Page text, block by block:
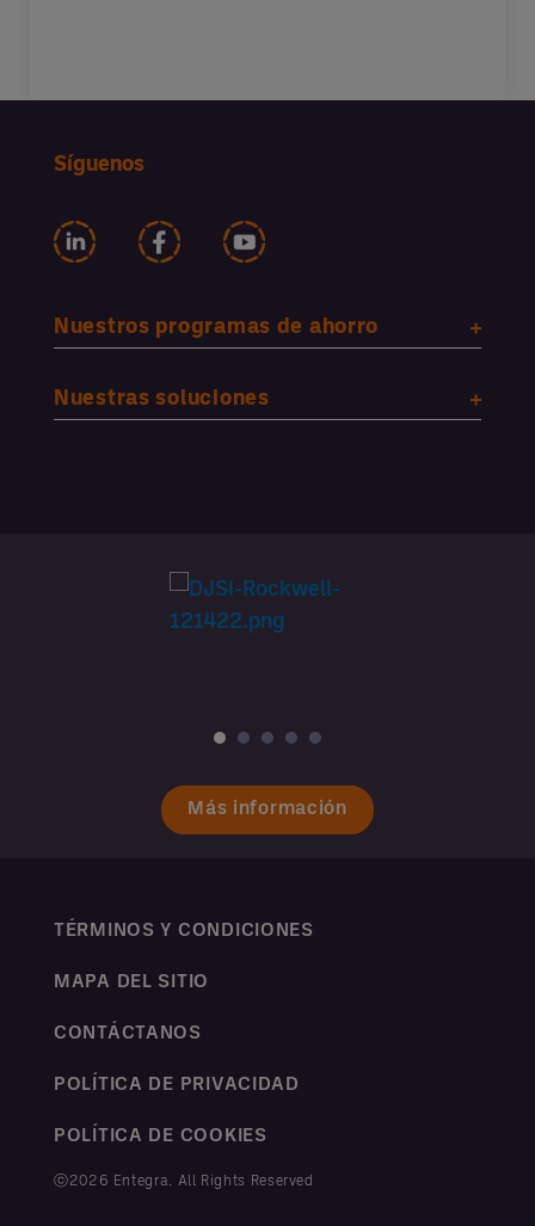
Síguenos
Nuestros programas de ahorro
Nuestras soluciones
Más información
TÉRMINOS Y CONDICIONES
MAPA DEL SITIO
CONTÁCTANOS
POLÍTICA DE PRIVACIDAD
POLÍTICA DE COOKIES
ⓒ2026 Entegra. All Rights Reserved